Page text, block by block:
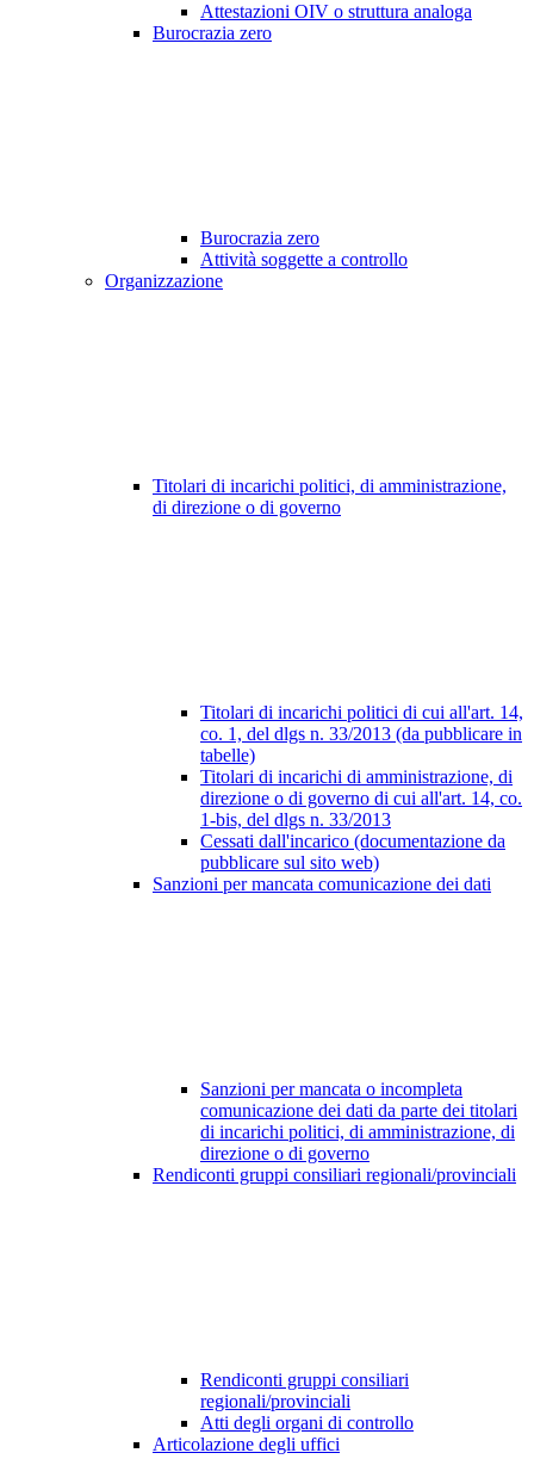
Attestazioni OIV o struttura analoga
Burocrazia zero
Burocrazia zero
Attività soggette a controllo
Organizzazione
Titolari di incarichi politici, di amministrazione,
di direzione o di governo
Titolari di incarichi politici di cui all'art. 14,
co. 1, del dlgs n. 33/2013 (da pubblicare in
tabelle)
Titolari di incarichi di amministrazione, di
direzione o di governo di cui all'art. 14, co.
1-bis, del dlgs n. 33/2013
Cessati dall'incarico (documentazione da
pubblicare sul sito web)
Sanzioni per mancata comunicazione dei dati
Sanzioni per mancata o incompleta
comunicazione dei dati da parte dei titolari
di incarichi politici, di amministrazione, di
direzione o di governo
Rendiconti gruppi consiliari regionali/provinciali
Rendiconti gruppi consiliari
regionali/provinciali
Atti degli organi di controllo
Articolazione degli uffici